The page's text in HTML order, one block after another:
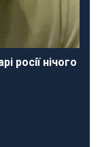
росії нічого